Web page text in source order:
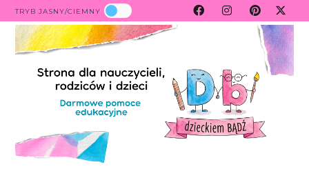
TRYB JASNY/CIEMNY